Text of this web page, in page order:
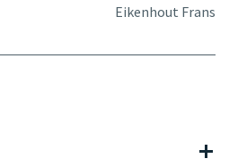
Eikenhout Frans